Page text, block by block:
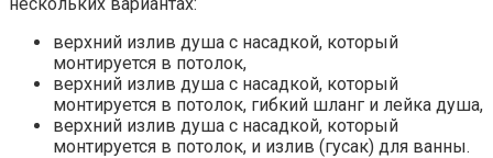
верхний излив душа с насадкой, который
монтируется в потолок,
верхний излив душа с насадкой, который
монтируется в потолок, гибкий шланг и лейка душа,
верхний излив душа с насадкой, который
монтируется в потолок, и излив (гусак) для ванны.